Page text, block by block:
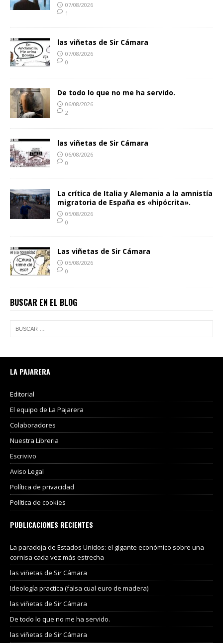
07/08/2026
1
las viñetas de Sir Cámara
07/08/2026
0
De todo lo que no me ha servido.
06/08/2026
2
las viñetas de Sir Cámara
06/08/2026
0
La crítica de Italia y Alemania a la amnistía
migratoria de España es «hipócrita».
05/08/2026
0
Las viñetas de Sir Cámara
05/08/2026
0
BUSCAR EN EL BLOG
LA PAJARERA
Editorial
El equipo de La Pajarera
Colaboradores
Nuestra Libreria
Escrivivo
Aviso Legal
Política de privacidad
Política de cookies
PUBLICACIONES RECIENTES
La paradoja de Estados Unidos: el gigante económico sobre una
cornisa cada vez más estrecha
las viñetas de Sir Cámara
Ideología practica (falsa cual euro de madera)
las viñetas de Sir Cámara
De todo lo que no me ha servido.
las viñetas de Sir Cámara